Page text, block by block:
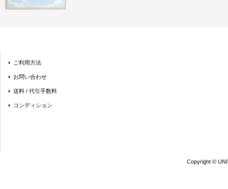
ご利用方法
お問い合わせ
送料 / 代引手数料
コンディション
Copyright ©